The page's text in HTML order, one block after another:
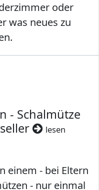
oder
was neues zu
- Schalmütze
lesen
einem - bei Eltern
- nur einmal